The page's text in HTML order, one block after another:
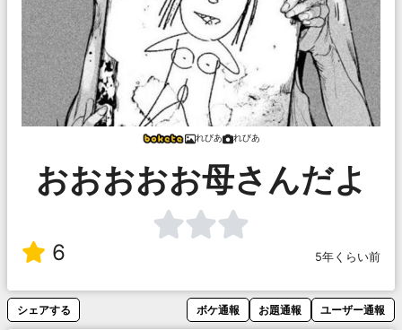
れびあ れびあ
おおおおお母さんだよ
6 5年くらい前
シェアする ボケ通報 お題通報 ユーザー通報